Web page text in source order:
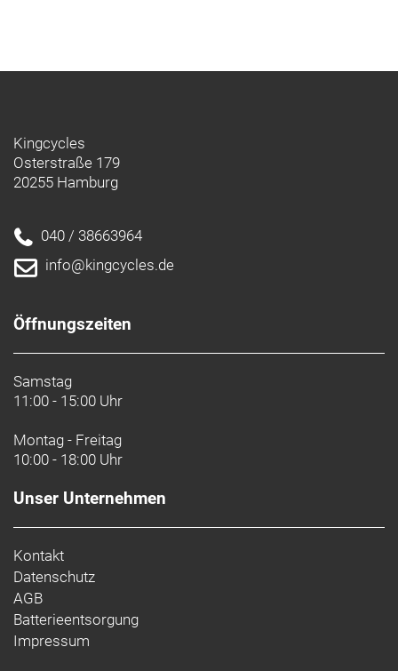
Kingcycles
Osterstraße 179
20255 Hamburg
040 / 38663964
info@kingcycles.de
Öffnungszeiten
Samstag
11:00 - 15:00 Uhr
Montag - Freitag
10:00 - 18:00 Uhr
Unser Unternehmen
Kontakt
Datenschutz
AGB
Batterieentsorgung
Impressum